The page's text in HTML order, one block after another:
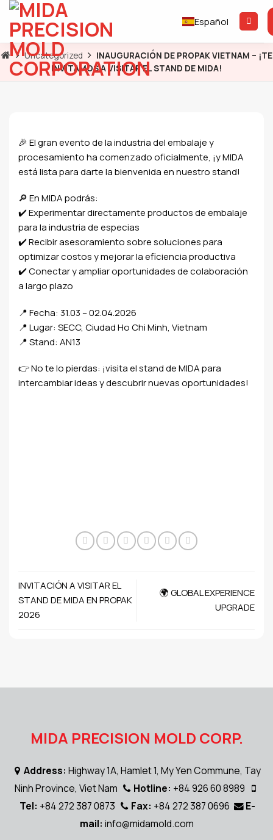
Saltar
contenido
Español
Uncategorized
INAUGURACIÓN DE PROPAK VIETNAM – ¡TE
INVITAMOS A VISITAR EL STAND DE MIDA!
🎉 El gran evento de la industria del embalaje y
procesamiento ha comenzado oficialmente, ¡y MIDA
está lista para darte la bienvenida en nuestro stand!
🔎 En MIDA podrás:
✔️ Experimentar directamente productos de embalaje
para la industria de especias
✔️ Recibir asesoramiento sobre soluciones para
optimizar costos y mejorar la eficiencia productiva
✔️ Conectar y ampliar oportunidades de colaboración
a largo plazo
📍 Fecha: 31.03 – 02.04.2026
📍 Lugar: SECC, Ciudad Ho Chi Minh, Vietnam
📍 Stand: AN13
👉 No te lo pierdas: ¡visita el stand de MIDA para
intercambiar ideas y descubrir nuevas oportunidades!
INVITACIÓN A VISITAR EL
STAND DE MIDA EN PROPAK
2026
🌍 GLOBAL EXPERIENCE
UPGRADE
MIDA PRECISION MOLD CORP.
Address: Highway 1A, Hamlet 1, My Yen Commune, Tay
Ninh Province, Viet Nam
Hotline: +84 926 60 8989
Tel: +84 272 387 0873 Fax: +84 272 387 0696
E-
mail: info@midamold.com